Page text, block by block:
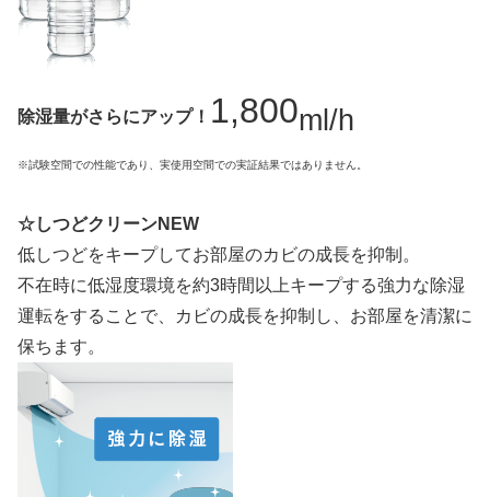
除湿量がさらにアップ！ 1,800ml/h
※試験空間での性能であり、実使用空間での実証結果ではありません。
☆しつどクリーンNEW
低しつどをキープしてお部屋のカビの成長を抑制。
不在時に低湿度環境を約3時間以上キープする強力な除湿
運転をすることで、カビの成長を抑制し、お部屋を清潔に
保ちます。